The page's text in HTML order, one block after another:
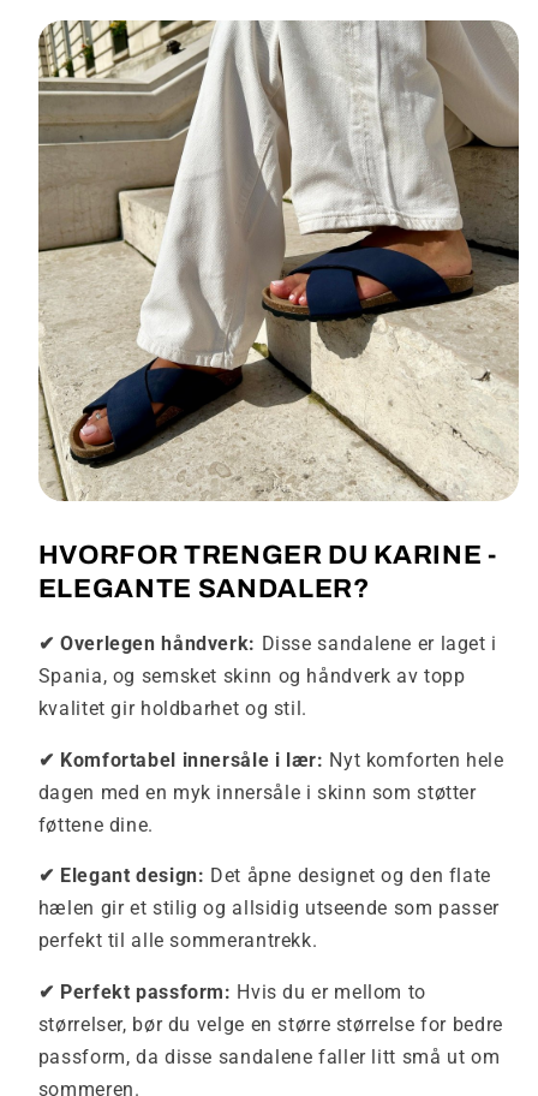
HVORFOR TRENGER DU KARINE -
ELEGANTE SANDALER?
✔ Overlegen håndverk: Disse sandalene er laget i
Spania, og semsket skinn og håndverk av topp
kvalitet gir holdbarhet og stil.
✔ Komfortabel innersåle i lær: Nyt komforten hele
dagen med en myk innersåle i skinn som støtter
føttene dine.
✔ Elegant design: Det åpne designet og den flate
hælen gir et stilig og allsidig utseende som passer
perfekt til alle sommerantrekk.
✔ Perfekt passform: Hvis du er mellom to
størrelser, bør du velge en større størrelse for bedre
passform, da disse sandalene faller litt små ut om
sommeren.